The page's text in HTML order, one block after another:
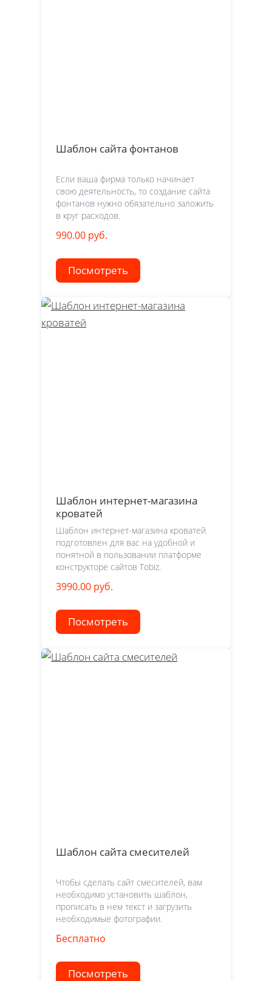
Шаблон сайта фонтанов
Если ваша фирма только начинает
свою деятельность, то создание сайта
фонтанов нужно обязательно заложить
в круг расходов.
990.00 руб.
Посмотреть
Шаблон интернет-магазина
кроватей
Шаблон интернет-магазина кроватей
подготовлен для вас на удобной и
понятной в пользовании платформе
конструкторе сайтов Tobiz.
3990.00 руб.
Посмотреть
Шаблон сайта смесителей
Чтобы сделать сайт смесителей, вам
необходимо установить шаблон,
прописать в нем текст и загрузить
необходимые фотографии.
Бесплатно
Посмотреть